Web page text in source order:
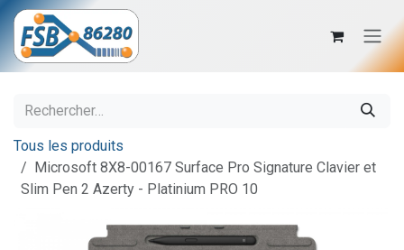
Se rendre au contenu
Tous les produits
Microsoft 8X8-00167 Surface Pro Signature Clavier et
Slim Pen 2 Azerty - Platinium PRO 10